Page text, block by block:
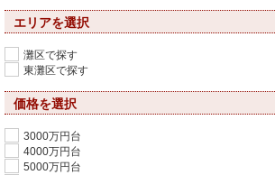
エリアを選択
灘区で探す
東灘区で探す
価格を選択
3000万円台
4000万円台
5000万円台